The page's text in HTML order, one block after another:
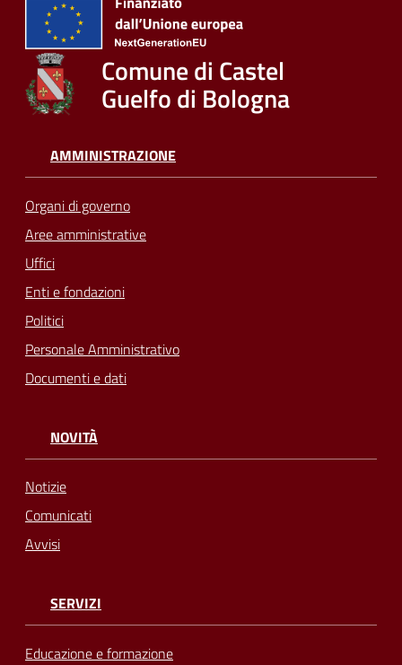
Comune di Castel
Guelfo di Bologna
AMMINISTRAZIONE
Organi di governo
Aree amministrative
Uffici
Enti e fondazioni
Politici
Personale Amministrativo
Documenti e dati
NOVITÀ
Notizie
Comunicati
Avvisi
SERVIZI
Educazione e formazione